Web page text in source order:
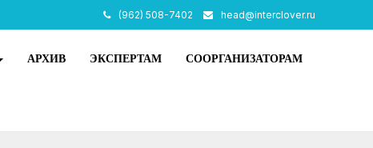
(962) 508-7402 head@interclover.ru
АРХИВ ЭКСПЕРТАМ СООРГАНИЗАТОРАМ